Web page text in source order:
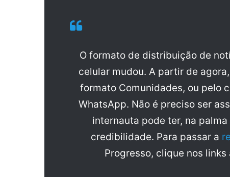
O formato de distribuição de
celular mudou. A partir de
formato Comunidades, ou pelo
WhatsApp. Não é preciso ser
internauta pode ter, na
credibilidade. Para passar a
Progresso, clique nos